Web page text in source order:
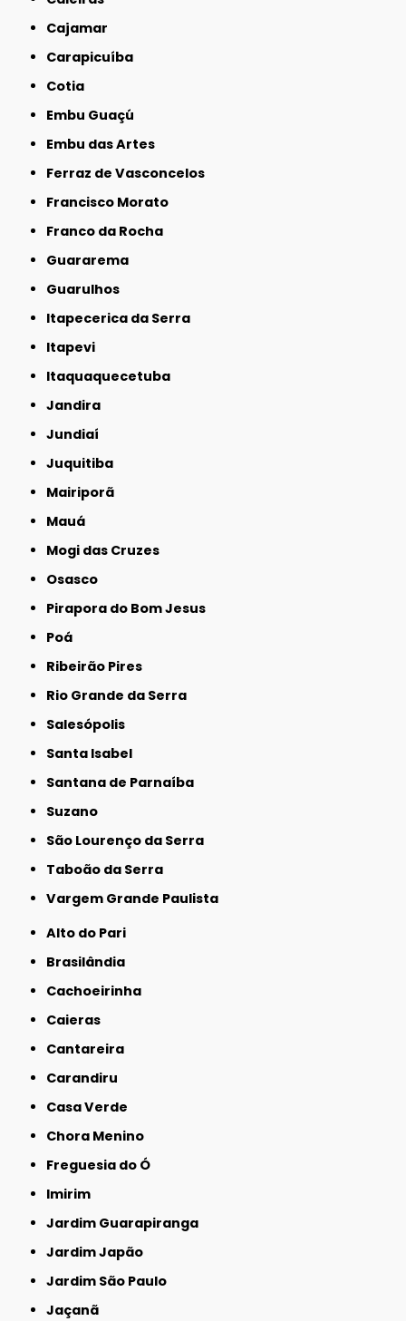
Cajamar
Carapicuíba
Cotia
Embu Guaçú
Embu das Artes
Ferraz de Vasconcelos
Francisco Morato
Franco da Rocha
Guararema
Guarulhos
Itapecerica da Serra
Itapevi
Itaquaquecetuba
Jandira
Jundiaí
Juquitiba
Mairiporã
Mauá
Mogi das Cruzes
Osasco
Pirapora do Bom Jesus
Poá
Ribeirão Pires
Rio Grande da Serra
Salesópolis
Santa Isabel
Santana de Parnaíba
Suzano
São Lourenço da Serra
Taboão da Serra
Vargem Grande Paulista
Alto do Pari
Brasilândia
Cachoeirinha
Caieras
Cantareira
Carandiru
Casa Verde
Chora Menino
Freguesia do Ó
Imirim
Jardim Guarapiranga
Jardim Japão
Jardim São Paulo
Jaçanã